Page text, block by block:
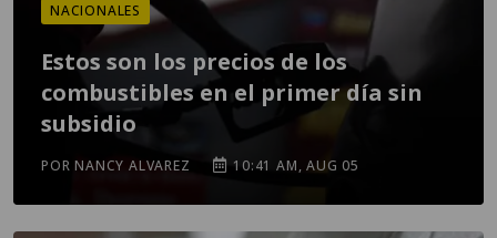
NACIONALES
Estos son los precios de los
combustibles en el primer día sin
subsidio
POR NANCY ALVAREZ 10:41 AM, AUG 05